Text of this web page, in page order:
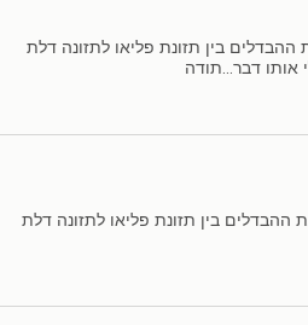
בין תזונת פליאו לתזונה דלת
אותו דבר…תודה
ההבדלים בין תזונת פליאו לתזונה דלת